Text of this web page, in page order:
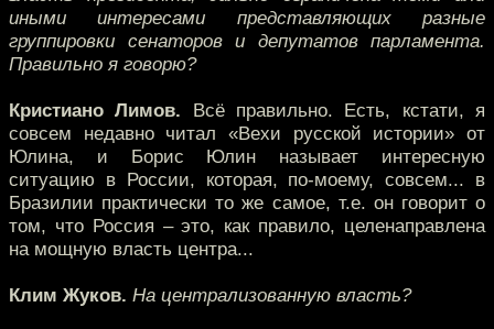
иными интересами представляющих разные
группировки сенаторов и депутатов парламента.
Правильно я говорю?
Кристиано Лимов. Всё правильно. Есть, кстати, я
совсем недавно читал «Вехи русской истории» от
Юлина, и Борис Юлин называет интересную
ситуацию в России, которая, по-моему, совсем... в
Бразилии практически то же самое, т.е. он говорит о
том, что Россия – это, как правило, целенаправлена
на мощную власть центра...
Клим Жуков. На централизованную власть?